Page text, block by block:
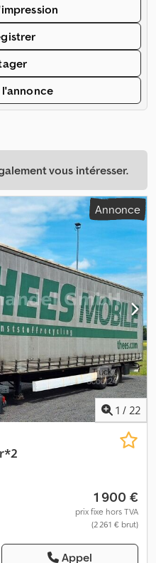
vous intéresser.
Annonce
1 / 22
1 900 €
prix fixe hors TVA
(2 261 € brut)
Appel